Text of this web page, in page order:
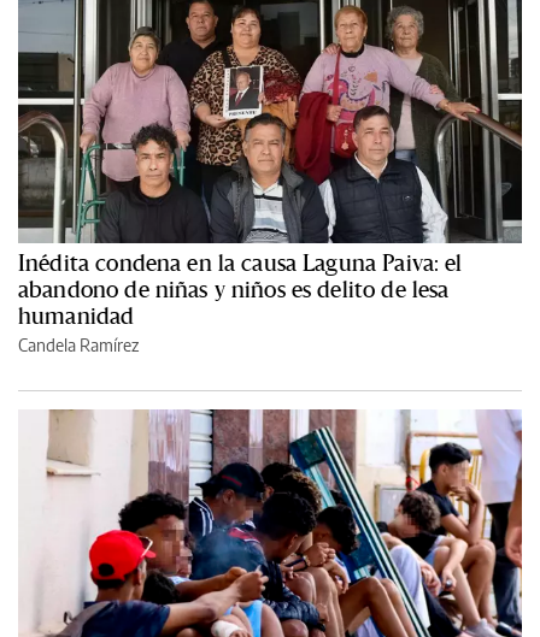
Inédita condena en la causa Laguna Paiva: el
abandono de niñas y niños es delito de lesa
humanidad
Candela Ramírez